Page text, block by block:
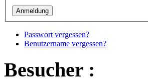
Passwort vergessen?
Benutzername vergessen?
Besucher :